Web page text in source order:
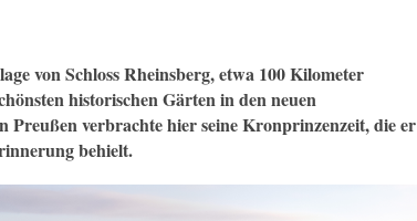
von Schloss Rheinsberg, etwa 100 Kilometer
historischen Gärten in den neuen
verbrachte hier seine Kronprinzenzeit, die er
behielt.